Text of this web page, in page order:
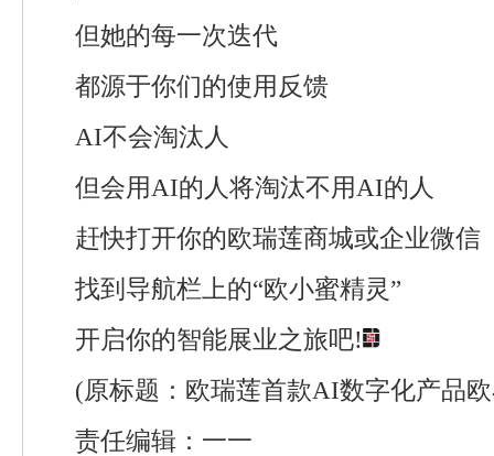
但她的每一次迭代
都源于你们的使用反馈
AI不会淘汰人
但会用AI的人将淘汰不用AI的人
赶快打开你的欧瑞莲商城或企业微信
找到导航栏上的“欧小蜜精灵”
开启你的智能展业之旅吧!
(原标题：欧瑞莲首款AI数字化产品
责任编辑：一一